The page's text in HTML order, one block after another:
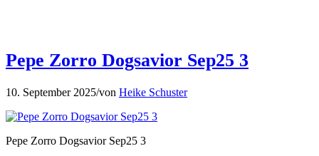
Pepe Zorro Dogsavior Sep25 3
10. September 2025/von Heike Schuster
Pepe Zorro Dogsavior Sep25 3